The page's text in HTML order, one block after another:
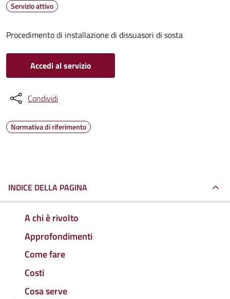
Servizio attivo
Procedimento di installazione di dissuasori di sosta
Accedi al servizio
Condividi
Normativa di riferimento
INDICE DELLA PAGINA
A chi è rivolto
Approfondimenti
Come fare
Costi
Cosa serve